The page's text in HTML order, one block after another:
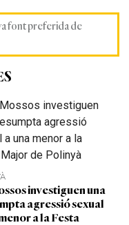
font preferida de
investiguen una
agressió sexual
a la Festa